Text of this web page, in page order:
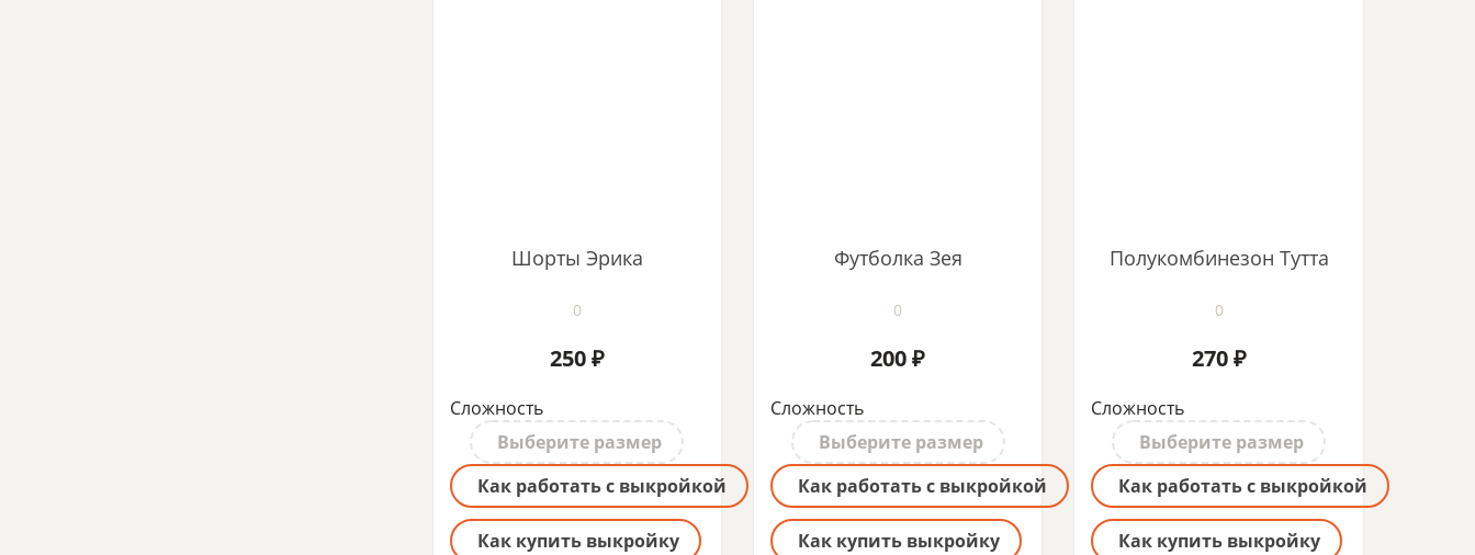
Шорты Эрика
0
250 ₽
Сложность
Выберите размер
Как работать с выкройкой
Как купить выкройку
Футболка Зея
0
200 ₽
Сложность
Выберите размер
Как работать с выкройкой
Как купить выкройку
Полукомбинезон Тутта
0
270 ₽
Сложность
Выберите размер
Как работать с выкройкой
Как купить выкройку